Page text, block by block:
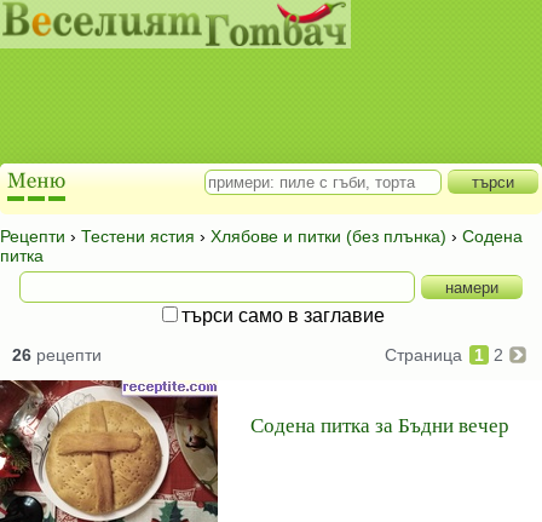
Рецепти › Тестени ястия › Хлябове и питки (без плънка) › Содена
питка
търси само в заглавие
26 рецепти Страница 1 2
Содена питка за Бъдни вечер